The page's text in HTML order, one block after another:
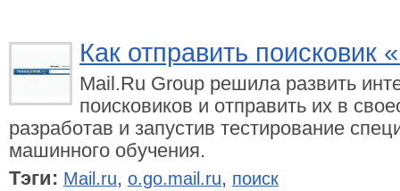
Как отправить поисковик
Mail.Ru Group решила развить
поисковиков и отправить их в
разработав и запустив тестирование
машинного обучения.
Тэги: Mail.ru, o.go.mail.ru, поиск